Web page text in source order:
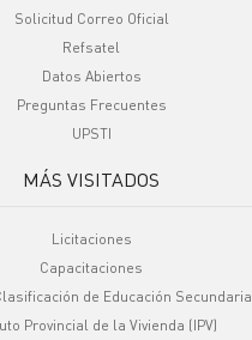
Solicitud Correo Oficial
Refsatel
Datos Abiertos
Preguntas Frecuentes
UPSTI
MÁS VISITADOS
Licitaciones
Capacitaciones
de Educación Secundaria
Provincial de la Vivienda (IPV)